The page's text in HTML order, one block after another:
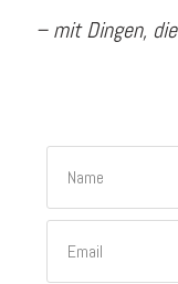
– mit Dingen,